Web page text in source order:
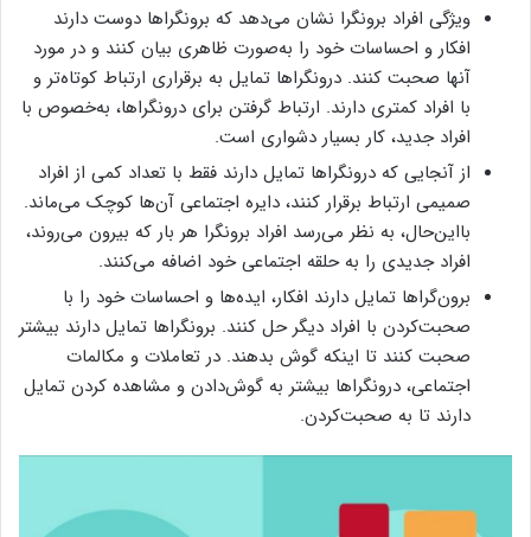
ویژگی افراد برونگرا نشان می‌دهد که برونگراها دوست دارند
افکار و احساسات خود را به‌صورت ظاهری بیان کنند و در مورد
آنها صحبت کنند. درونگراها تمایل به برقراری ارتباط کوتاه‌تر و
با افراد کمتری دارند. ارتباط گرفتن برای درونگراها، به‌خصوص با
افراد جدید، کار بسیار دشواری است.
از آنجایی که درونگراها تمایل دارند فقط با تعداد کمی از افراد
صمیمی ارتباط برقرار کنند، دایره اجتماعی آن‌ها کوچک می‌ماند.
بااین‌حال، به نظر می‌رسد افراد برونگرا هر بار که بیرون می‌روند،
افراد جدیدی را به حلقه اجتماعی خود اضافه می‌کنند.
برون‌گراها تمایل دارند افکار، ایده‌ها و احساسات خود را با
صحبت‌کردن با افراد دیگر حل کنند. برونگراها تمایل دارند بیشتر
صحبت کنند تا اینکه گوش بدهند. در تعاملات و مکالمات
اجتماعی، درونگراها بیشتر به گوش‌دادن و مشاهده کردن تمایل
دارند تا به صحبت‌کردن.